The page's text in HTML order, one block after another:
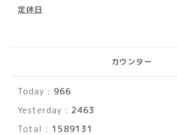
定休日
カウンター
Today : 966
Yesterday : 2463
Total : 1589131